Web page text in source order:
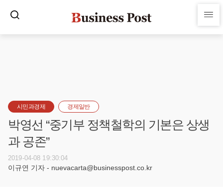
시민과경제 경제일반
박영선 “중기부 정책철학의 기본은 상생
과 공존”
2019-04-08 19:30:04
이규연 기자 - nuevacarta@businesspost.co.kr